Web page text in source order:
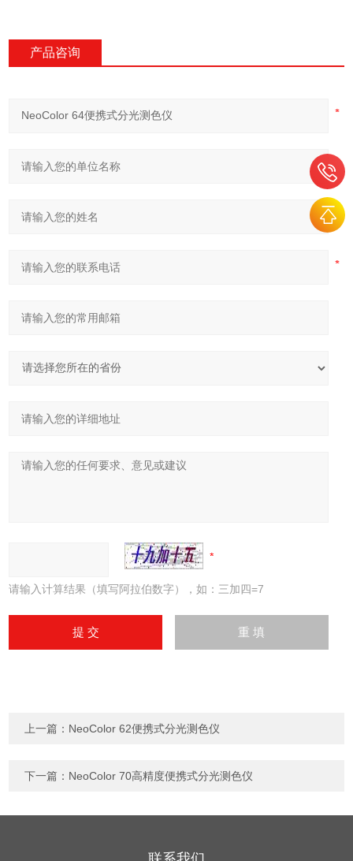
产品咨询
请输入计算结果（填写阿拉伯数字），如：三加四=7
上一篇： NeoColor 62便携式分光测色仪
下一篇： NeoColor 70高精度便携式分光测色仪